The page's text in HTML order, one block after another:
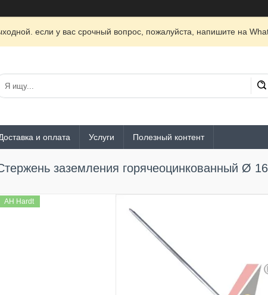
если у вас срочный вопрос, пожалуйста, напишите на
и оплата Услуги Полезный контент
заземления горячеоцинкованный Ø
AH Hardt